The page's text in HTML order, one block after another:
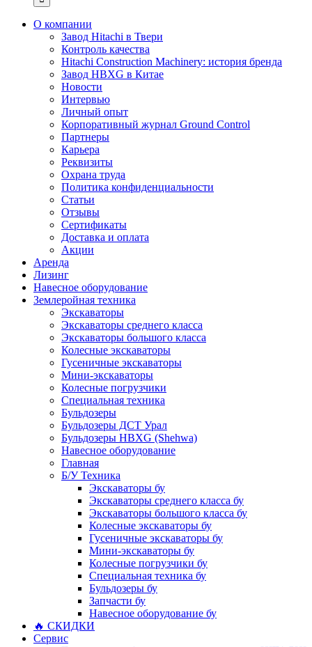
О компании
Завод Hitachi в Твери
Контроль качества
Hitachi Construction Machinery: история бренда
Завод HBXG в Китае
Новости
Интервью
Личный опыт
Корпоративный журнал Ground Control
Партнеры
Карьера
Реквизиты
Охрана труда
Политика конфиденциальности
Статьи
Отзывы
Сертификаты
Доставка и оплата
Акции
Аренда
Лизинг
Навесное оборудование
Землеройная техника
Экскаваторы
Экскаваторы среднего класса
Экскаваторы большого класса
Колесные экскаваторы
Гусеничные экскаваторы
Мини-экскаваторы
Колесные погрузчики
Специальная техника
Бульдозеры
Бульдозеры ДСТ Урал
Бульдозеры HBXG (Shehwa)
Навесное оборудование
Главная
Б/У Техника
Экскаваторы бу
Экскаваторы среднего класса бу
Экскаваторы большого класса бу
Колесные экскаваторы бу
Гусеничные экскаваторы бу
Мини-экскаваторы бу
Колесные погрузчики бу
Специальная техника бу
Бульдозеры бу
Запчасти бу
Навесное оборудование бу
🔥 СКИДКИ
Сервис